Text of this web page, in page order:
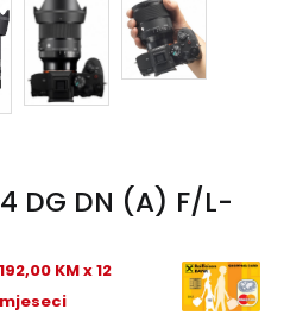
DG DN (A) F/L-
192,00 KM x 12
mjeseci